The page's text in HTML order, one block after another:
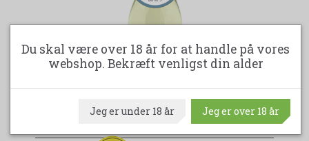
Du skal være over 18 år for at handle på vores
webshop. Bekræft venligst din alder
Jeg er under 18 år Jeg er over 18 år